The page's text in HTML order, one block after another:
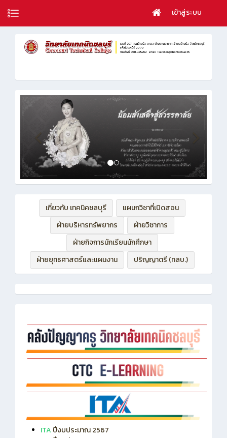
เข้าสู่ระบบ
เกี่ยวกับ เทคนิคชลบุรี
แผนกวิชาที่เปิดสอน
ฝ่ายบริหารทรัพยากร
ฝ่ายวิชาการ
ฝ่ายกิจการนักเรียนนักศึกษา
ฝ่ายยุทธศาสตร์และแผนงาน
ปริญญาตรี (ทลบ.)